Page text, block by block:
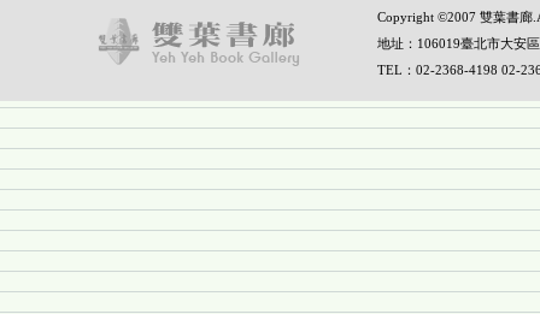
Copyright ©2007 雙葉書廊
地址：106019臺北市大安
TEL：02-2368-4198 02-